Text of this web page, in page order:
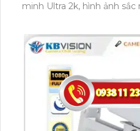
minh Ultra 2k, hình ảnh
30m. Hiệu quả trong việc
nghệ IP, phù hợp cho hệ
micro và loa trên camera
cùng lúc. Tích hợp chức
trên thẻ nhớ.Camera giá rẻ
lựa chọn xuất sắc cho
sáng kép thông minh. Sản